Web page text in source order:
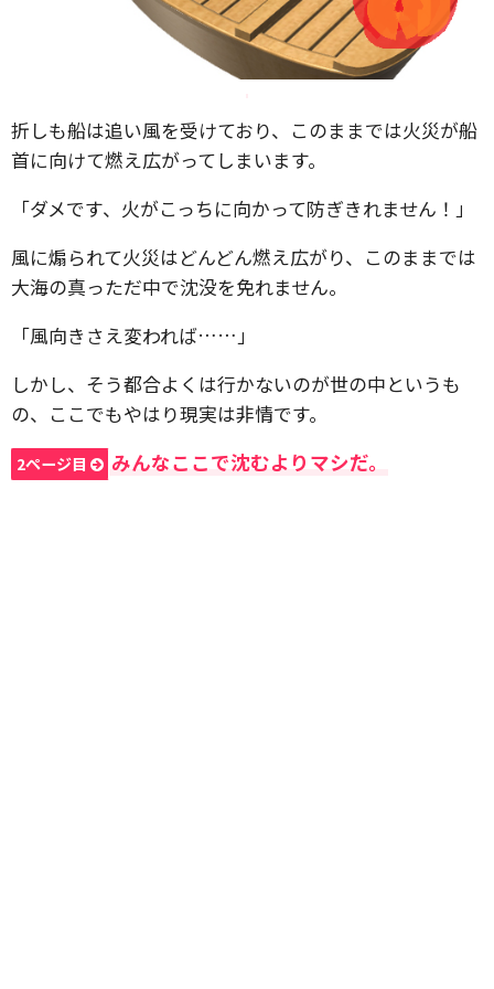
折しも船は追い風を受けており、このままでは火災が船
首に向けて燃え広がってしまいます。
「ダメです、火がこっちに向かって防ぎきれません！」
風に煽られて火災はどんどん燃え広がり、このままでは
大海の真っただ中で沈没を免れません。
「風向きさえ変われば……」
しかし、そう都合よくは行かないのが世の中というも
の、ここでもやはり現実は非情です。
2ページ目 みんなここで沈むよりマシだ。